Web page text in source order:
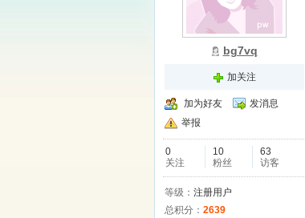
bg7vq
加关注
加为好友
发消息
举报
0
关注
10
粉丝
63
访客
等级： 注册用户
总积分： 2639